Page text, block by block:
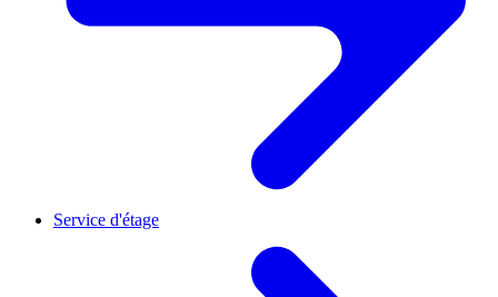
Service d'étage